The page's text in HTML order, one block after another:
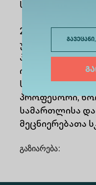
სტატიები და
2020 წლიდან
უნივერსიტეტის
პერსონალის
იყო მოწვეული
სამართლის
პროფესორი,
სამართლისა
მეცნიერებათა
გაზიარება: